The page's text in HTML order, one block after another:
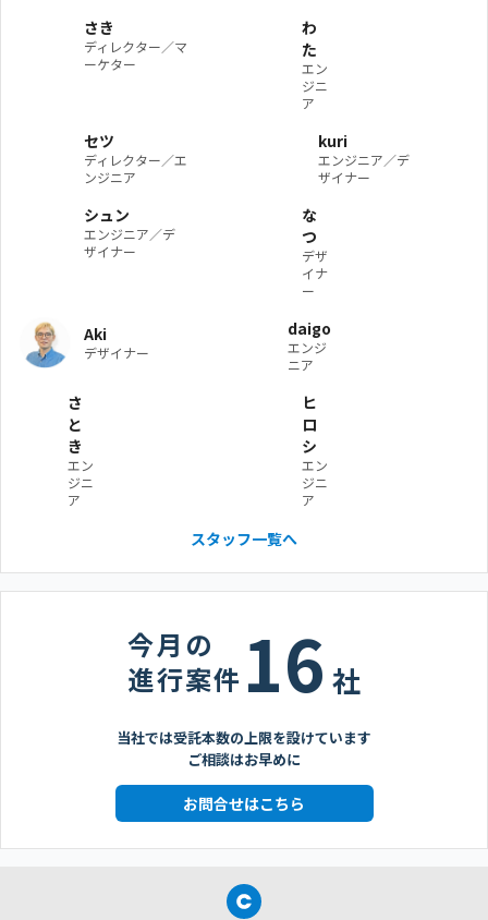
今月の
進行案件 16 社
当社では受託本数の上限を設けています
ご相談はお早めに
お問合せはこちら
さき
ディレクター／マ
ーケター
わ
た
エン
ジニ
ア
セツ
ディレクター／エ
ンジニア
kuri
エンジニア／デ
ザイナー
シュン
エンジニア／デ
ザイナー
な
つ
デザ
イナ
ー
Aki
デザイナー
daigo
エンジ
ニア
さ
と
き
エン
ジニ
ア
ヒ
ロ
シ
エン
ジニ
ア
スタッフ一覧へ